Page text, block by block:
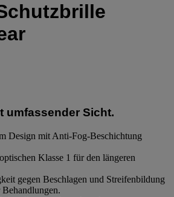
umfassender Sicht.
Design mit Anti-Fog-Beschichtung
Klasse 1 für den längeren
gegen Beschlagen und Streifenbildung